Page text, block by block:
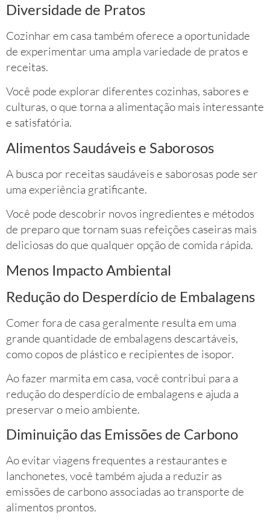
Diversidade de Pratos
Cozinhar em casa também oferece a oportunidade
de experimentar uma ampla variedade de pratos e
receitas.
Você pode explorar diferentes cozinhas, sabores e
culturas, o que torna a alimentação mais interessante
e satisfatória.
Alimentos Saudáveis e Saborosos
A busca por receitas saudáveis e saborosas pode ser
uma experiência gratificante.
Você pode descobrir novos ingredientes e métodos
de preparo que tornam suas refeições caseiras mais
deliciosas do que qualquer opção de comida rápida.
Menos Impacto Ambiental
Redução do Desperdício de Embalagens
Comer fora de casa geralmente resulta em uma
grande quantidade de embalagens descartáveis,
como copos de plástico e recipientes de isopor.
Ao fazer marmita em casa, você contribui para a
redução do desperdício de embalagens e ajuda a
preservar o meio ambiente.
Diminuição das Emissões de Carbono
Ao evitar viagens frequentes a restaurantes e
lanchonetes, você também ajuda a reduzir as
emissões de carbono associadas ao transporte de
alimentos prontos.